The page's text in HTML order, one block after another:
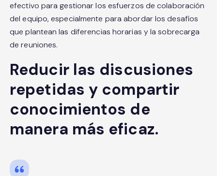
efectivo para gestionar los esfuerzos de colaboración
del equipo, especialmente para abordar los desafíos
que plantean las diferencias horarias y la sobrecarga
de reuniones.
Reducir las discusiones
repetidas y compartir
conocimientos de
manera más eficaz.